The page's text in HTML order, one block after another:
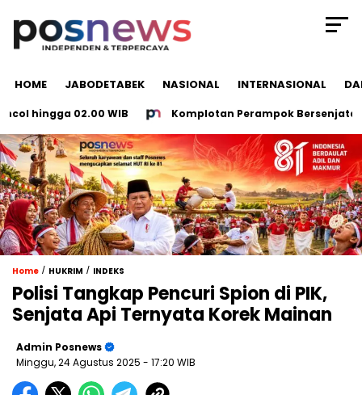
HOME JABODETABEK NASIONAL INTERNASIONAL
hingga 02.00 WIB Komplotan Perampok Bersenjata
Home / HUKRIM / INDEKS
Polisi Tangkap Pencuri Spion di PIK,
Senjata Api Ternyata Korek Mainan
Admin Posnews
Minggu, 24 Agustus 2025 - 17:20 WIB